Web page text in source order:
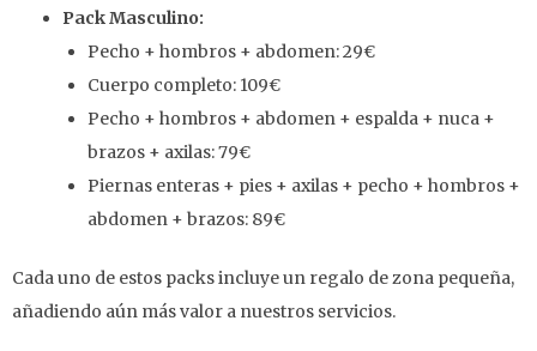
Pack Masculino:
Pecho + hombros + abdomen: 29€
Cuerpo completo: 109€
Pecho + hombros + abdomen + espalda + nuca +
brazos + axilas: 79€
Piernas enteras + pies + axilas + pecho + hombros +
abdomen + brazos: 89€
Cada uno de estos packs incluye un regalo de zona pequeña,
añadiendo aún más valor a nuestros servicios.